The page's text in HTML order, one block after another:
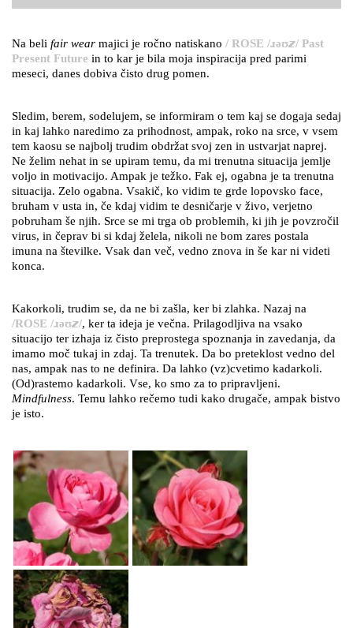
Na beli fair wear majici je ročno natiskano / ROSE /ɹəʊ𝙯/ Past
Present Future in to kar je bila moja inspiracija pred parimi
meseci, danes dobiva čisto drug pomen.
Sledim, berem, sodelujem, se informiram o tem kaj se dogaja sedaj
in kaj lahko naredimo za prihodnost, ampak, roko na srce, v vsem
tem kaosu se najbolj trudim obdržat svoj zen in ustvarjat naprej.
Ne želim nehat in se upiram temu, da mi trenutna situacija jemlje
voljo in motivacijo. Ampak je težko. Fak ej, ogabna je ta trenutna
situacija. Zelo ogabna. Vsakič, ko vidim te grde lopovsko face,
bruham v usta in, če kdaj vidim te desničarje v živo, verjetno
pobruham še njih. Srce se mi trga ob problemih, ki jih je povzročil
virus, in čeprav bi si kdaj želela, nikoli ne bom zares postala
imuna na številke. Vsak dan več, vedno znova in še kar ni videti
konca.
Kakorkoli, trudim se, da ne bi zašla, ker bi zlahka. Nazaj na
/ROSE /ɹəʊ𝙯/, ker ta ideja je večna. Prilagodljiva na vsako
situacijo ter izhaja iz čisto preprostega spoznanja in zavedanja, da
imamo moč tukaj in zdaj. Ta trenutek. Da bo preteklost vedno del
nas, ampak nas to ne definira. Da lahko (vz)cvetimo kadarkoli.
(Od)rastemo kadarkoli. Vse, ko smo za to pripravljeni.
Mindfulness. Temu lahko rečemo tudi kako drugače, ampak bistvo
je isto.